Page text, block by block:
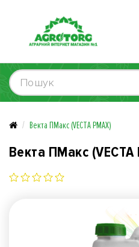
Векта ПМакс (VECTA PMAX)
Векта ПМакс (VECTA